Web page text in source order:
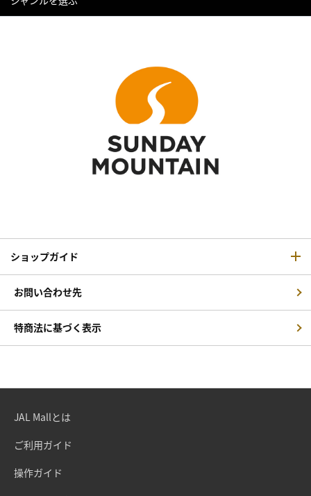
ショップガイド
お問い合わせ先
特商法に基づく表示
JAL Mallとは
ご利用ガイド
操作ガイド